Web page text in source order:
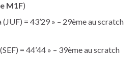
M1F)
= 43’29 » – 29ème au scratch
= 44’44 » – 39ème au scratch